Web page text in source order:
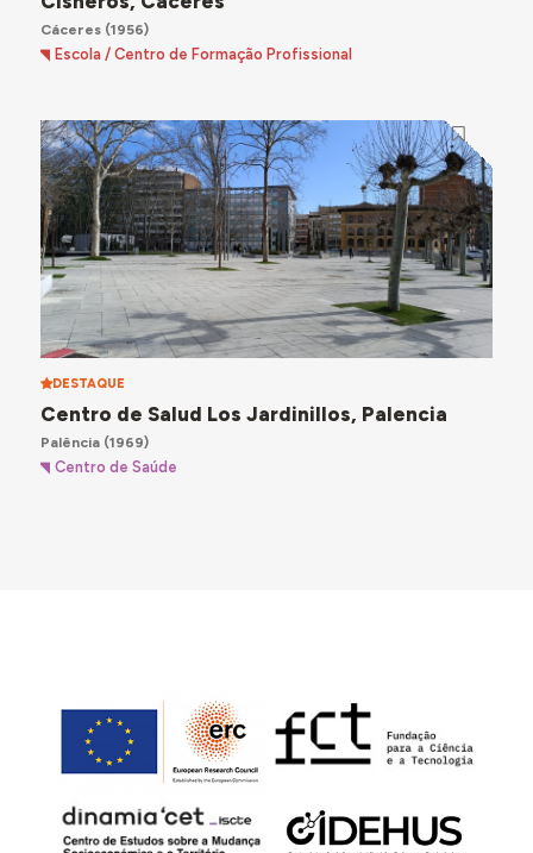
Cáceres(1956)
Escola / Centro de Formação Profissional
DESTAQUE
Centro de Salud Los Jardinillos, Palencia
Palência (1969)
Centro de Saúde